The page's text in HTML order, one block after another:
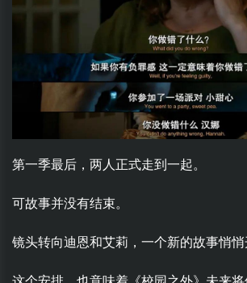
第一季最后，两人正式走到一起。
可故事并没有结束。
镜头转向迪恩和艾莉，一个新的故事悄悄